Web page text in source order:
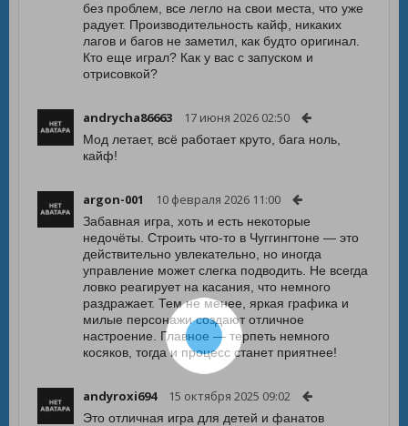
без проблем, все легло на свои места, что уже
радует. Производительность кайф, никаких
лагов и багов не заметил, как будто оригинал.
Кто еще играл? Как у вас с запуском и
отрисовкой?
andrycha86663 17 июня 2026 02:50
Мод летает, всё работает круто, бага ноль,
кайф!
argon-001 10 февраля 2026 11:00
Забавная игра, хоть и есть некоторые
недочёты. Строить что-то в Чуггингтоне — это
действительно увлекательно, но иногда
управление может слегка подводить. Не всегда
ловко реагирует на касания, что немного
раздражает. Тем не менее, яркая графика и
милые персонажи создают отличное
настроение. Главное — терпеть немного
косяков, тогда и процесс станет приятнее!
andyroxi694 15 октября 2025 09:02
Это отличная игра для детей и фанатов